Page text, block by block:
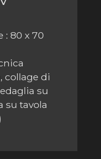
: 80 x 70
collage di
su
su tavola